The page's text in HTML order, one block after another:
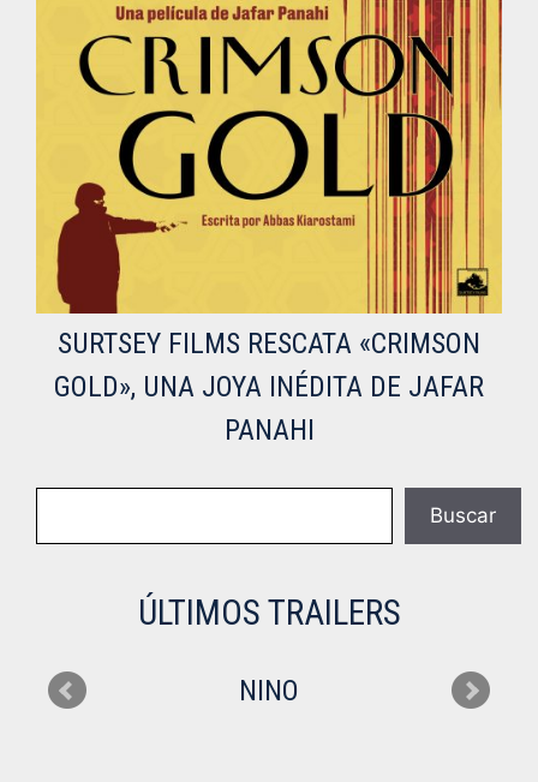
SURTSEY FILMS RESCATA «CRIMSON
GOLD», UNA JOYA INÉDITA DE JAFAR
PANAHI
Buscar
ÚLTIMOS TRAILERS
NINO